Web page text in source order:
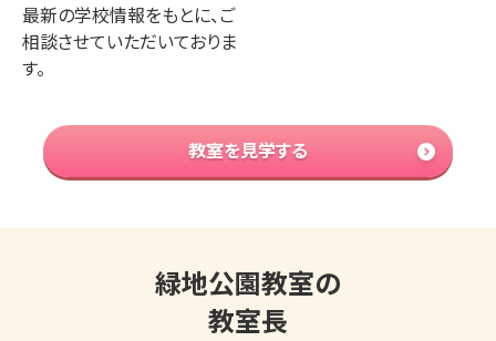
最新の学校情報をもとに、ご
相談させていただいておりま
す。
教室を見学する
緑地公園教室の
教室長